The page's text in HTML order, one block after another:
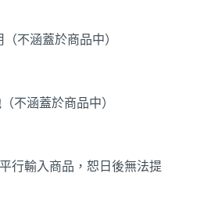
不涵蓋於商品中）
不涵蓋於商品中）
行輸入商品，恕日後無法提